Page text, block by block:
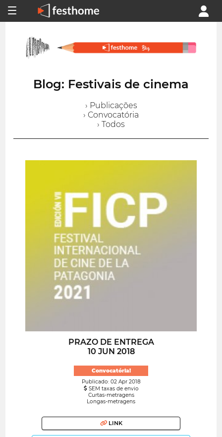
Blog: Festivais de cinema
› Publicações
› Convocatória
› Todos
PRAZO DE ENTREGA
10 JUN 2018
Convocatória!
Publicado: 02 Apr 2018
SEM taxas de envio
Curtas-metragens
Longas-metragens
LINK